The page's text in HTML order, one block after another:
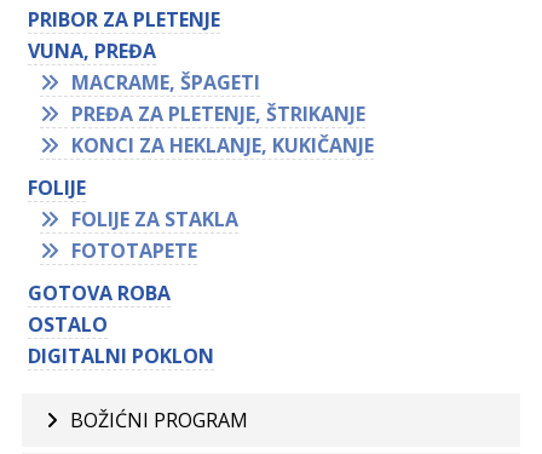
PRIBOR ZA PLETENJE
VUNA, PREĐA
MACRAME, ŠPAGETI
PREĐA ZA PLETENJE, ŠTRIKANJE
KONCI ZA HEKLANJE, KUKIČANJE
FOLIJE
FOLIJE ZA STAKLA
FOTOTAPETE
GOTOVA ROBA
OSTALO
DIGITALNI POKLON
BOŽIĆNI PROGRAM